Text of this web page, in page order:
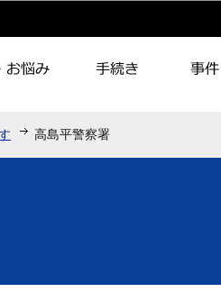
移動
高島平警察署